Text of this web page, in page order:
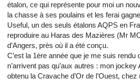
étalon, ce qui représente pour moi un
la chasse à ses poulains et les ferai
Useful, un des seuls étalons AQPS en
reproduire au Haras des Mazières (Mr
d’Angers, près où il a été conçu.
C’est la 1ère année que je me suis rendu
n’arrivent pas qu’aux autres : mon
obtenu la Cravache d’Or de l’Ouest,